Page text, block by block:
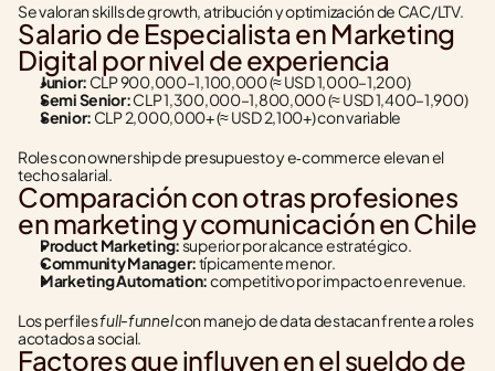
Se valoran skills de growth, atribución y optimización de CAC/LTV.
Salario de Especialista en Marketing
Digital por nivel de experiencia
Junior: CLP 900,000–1,100,000 (≈ USD 1,000–1,200)
Semi Senior: CLP 1,300,000–1,800,000 (≈ USD 1,400–1,900)
Senior: CLP 2,000,000+ (≈ USD 2,100+) con variable
Roles con ownership de presupuesto y e‑commerce elevan el
techo salarial.
Comparación con otras profesiones
en marketing y comunicación en Chile
Product Marketing: superior por alcance estratégico.
Community Manager: típicamente menor.
Marketing Automation: competitivo por impacto en revenue.
Los perfiles full‑funnel con manejo de data destacan frente a roles
acotados a social.
Factores que influyen en el sueldo de